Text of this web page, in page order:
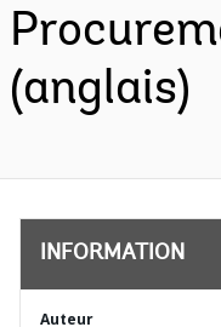
(anglais)
INFORMATION
Auteur